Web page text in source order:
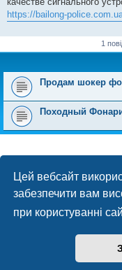
Цей вебсайт
забезпечити вам
при користуванні
https://bailong-
1
Продам шокер
Походный
ХТО ЗАРАЗ ОНЛАЙН
Зараз переглядають цей форум:
Магазин спорядження
Працює на